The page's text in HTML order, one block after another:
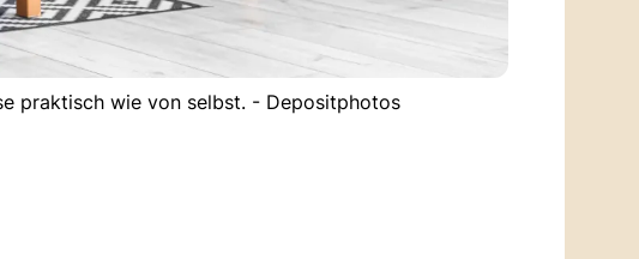
praktisch wie von selbst. - Depositphotos